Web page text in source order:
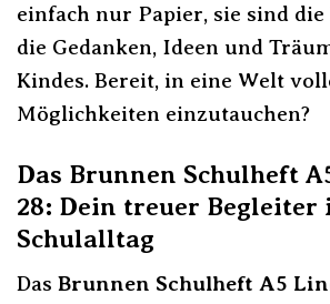
einfach nur Papier, sie sind
die Gedanken, Ideen und
Kindes. Bereit, in eine Welt
Möglichkeiten einzutauchen?
Das Brunnen Schulheft
28: Dein treuer Begleiter
Schulalltag
Das Brunnen Schulheft A5